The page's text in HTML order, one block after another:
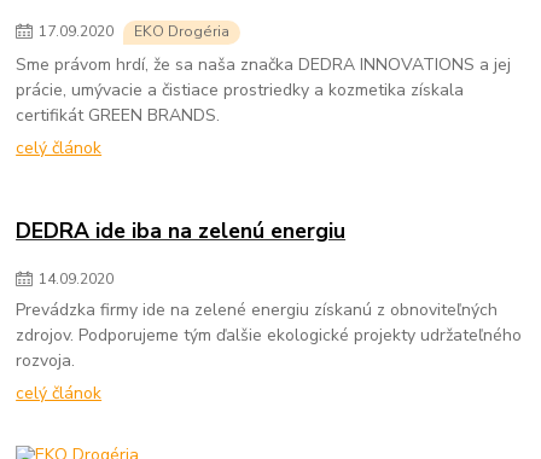
17.09.2020 EKO Drogéria
Sme právom hrdí, že sa naša značka DEDRA INNOVATIONS a jej
prácie, umývacie a čistiace prostriedky a kozmetika získala
certifikát GREEN BRANDS.
celý článok
DEDRA ide iba na zelenú energiu
14.09.2020
Prevádzka firmy ide na zelené energiu získanú z obnoviteľných
zdrojov. Podporujeme tým ďalšie ekologické projekty udržateľného
rozvoja.
celý článok